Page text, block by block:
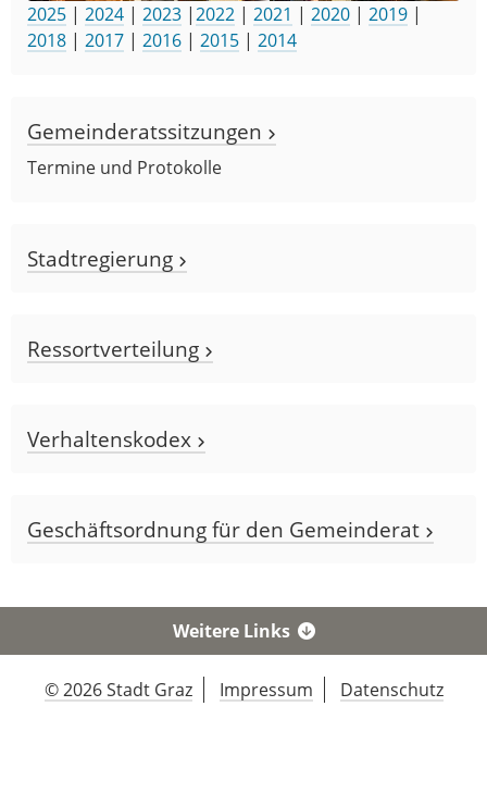
2025 | 2024 | 2023 |2022 | 2021 | 2020 | 2019 |
2018 | 2017 | 2016 | 2015 | 2014
Gemeinderatssitzungen
Termine und Protokolle
Stadtregierung
Ressortverteilung
Verhaltenskodex
Geschäftsordnung für den Gemeinderat
Weitere Links
© 2026 Stadt Graz Impressum Datenschutz